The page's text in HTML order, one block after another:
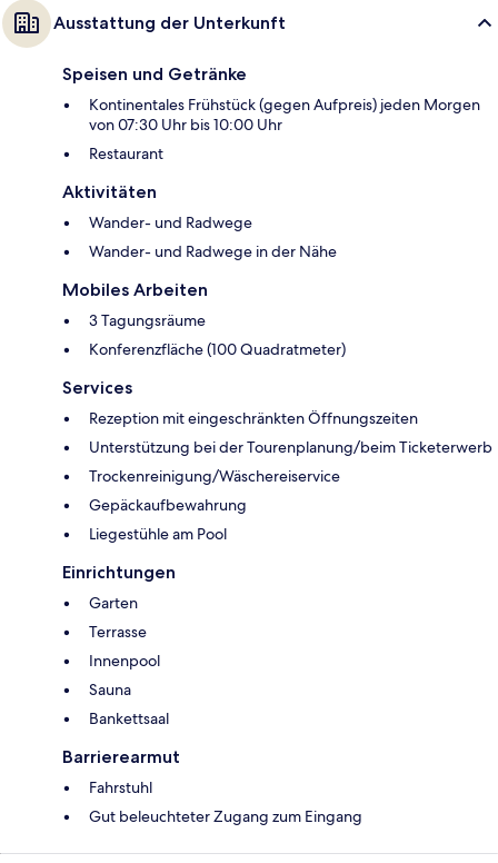
Ausstattung der Unterkunft
Speisen und Getränke
Kontinentales Frühstück (gegen Aufpreis) jeden Morgen
von 07:30 Uhr bis 10:00 Uhr
Restaurant
Aktivitäten
Wander- und Radwege
Wander- und Radwege in der Nähe
Mobiles Arbeiten
3 Tagungsräume
Konferenzfläche (100 Quadratmeter)
Services
Rezeption mit eingeschränkten Öffnungszeiten
Unterstützung bei der Tourenplanung/beim Ticketerwerb
Trockenreinigung/Wäschereiservice
Gepäckaufbewahrung
Liegestühle am Pool
Einrichtungen
Garten
Terrasse
Innenpool
Sauna
Bankettsaal
Barrierearmut
Fahrstuhl
Gut beleuchteter Zugang zum Eingang